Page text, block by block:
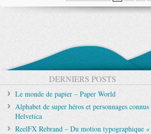
DERNIERS POSTS
Le monde de papier – Paper World
Alphabet de super héros et personnages connus
Helvetica
ReelFX Rebrand – Du motion typographique